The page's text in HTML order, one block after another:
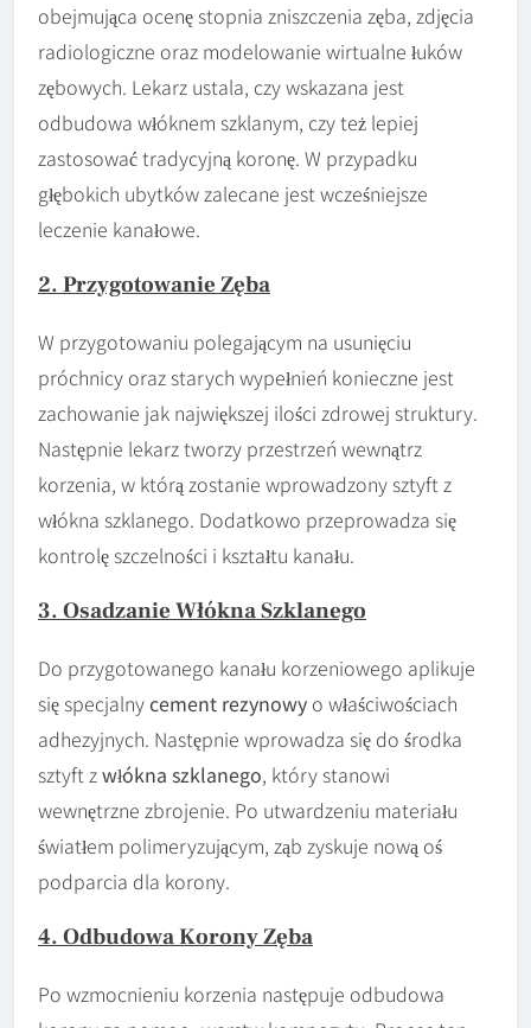
obejmująca ocenę stopnia zniszczenia zęba, zdjęcia
radiologiczne oraz modelowanie wirtualne łuków
zębowych. Lekarz ustala, czy wskazana jest
odbudowa włóknem szklanym, czy też lepiej
zastosować tradycyjną koronę. W przypadku
głębokich ubytków zalecane jest wcześniejsze
leczenie kanałowe.
2. Przygotowanie Zęba
W przygotowaniu polegającym na usunięciu
próchnicy oraz starych wypełnień konieczne jest
zachowanie jak największej ilości zdrowej struktury.
Następnie lekarz tworzy przestrzeń wewnątrz
korzenia, w którą zostanie wprowadzony sztyft z
włókna szklanego. Dodatkowo przeprowadza się
kontrolę szczelności i kształtu kanału.
3. Osadzanie Włókna Szklanego
Do przygotowanego kanału korzeniowego aplikuje
się specjalnycement rezynowy o właściwościach
adhezyjnych. Następnie wprowadza się do środka
sztyft zwłókna szklanego, który stanowi
wewnętrzne zbrojenie. Po utwardzeniu materiału
światłem polimeryzującym, ząb zyskuje nową oś
podparcia dla korony.
4. Odbudowa Korony Zęba
Po wzmocnieniu korzenia następuje odbudowa